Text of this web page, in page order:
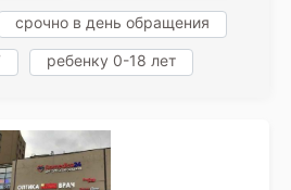
срочно в день обращения
ребенку 0-18 лет